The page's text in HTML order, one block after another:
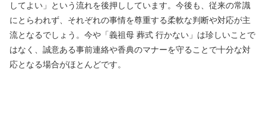
してよい」という流れを後押ししています。今後も、従来の常識
にとらわれず、それぞれの事情を尊重する柔軟な判断や対応が主
流となるでしょう。今や「義祖母 葬式 行かない」は珍しいことで
はなく、誠意ある事前連絡や香典のマナーを守ることで十分な対
応となる場合がほとんどです。